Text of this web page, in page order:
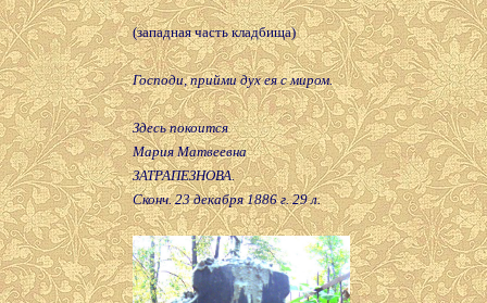
(западная часть кладбища)
Господи, прийми дух ея с миром.
Здесь покоится
Мария Матвеевна
ЗАТРАПЕЗНОВА.
Сконч. 23 декабря 1886 г. 29 л.